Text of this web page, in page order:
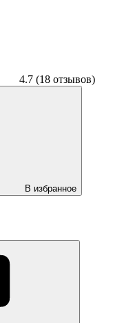
4.7 (18 отзывов)
В избранное